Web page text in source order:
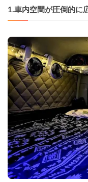
1.車内空間が圧倒的に